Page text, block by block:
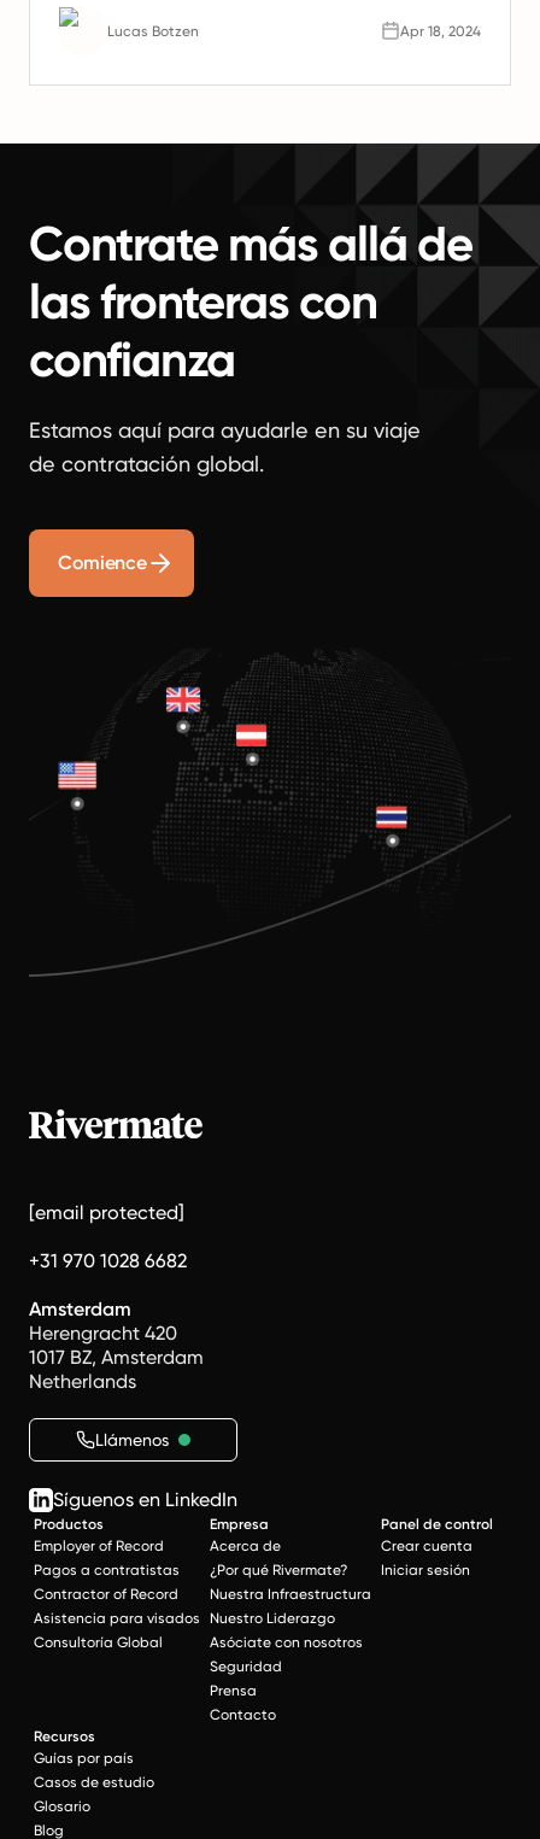
remotos son el futuro del trabajo.
Lucas Botzen Apr 18, 2024
Contrate más allá de
las fronteras con
confianza
Estamos aquí para ayudarle en su viaje
de contratación global.
Comience
[email protected]
+31 970 1028 6682
Amsterdam
Herengracht 420
1017 BZ, Amsterdam
Netherlands
Llámenos
Síguenos en LinkedIn
Productos
Employer of Record
Pagos a contratistas
Contractor of Record
Asistencia para visados
Consultoría Global
Empresa
Acerca de
¿Por qué Rivermate?
Nuestra Infraestructura
Nuestro Liderazgo
Asóciate con nosotros
Seguridad
Prensa
Contacto
Panel de control
Crear cuenta
Iniciar sesión
Recursos
Guías por país
Casos de estudio
Glosario
Blog